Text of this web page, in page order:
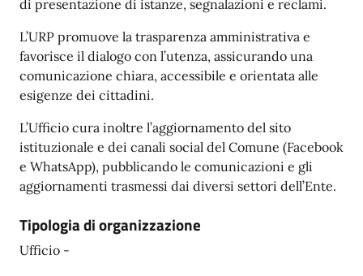
di presentazione di istanze, segnalazioni e reclami.
L’URP promuove la trasparenza amministrativa e
favorisce il dialogo con l’utenza, assicurando una
comunicazione chiara, accessibile e orientata alle
esigenze dei cittadini.
L’Ufficio cura inoltre l’aggiornamento del sito
istituzionale e dei canali social del Comune (Facebook
e WhatsApp), pubblicando le comunicazioni e gli
aggiornamenti trasmessi dai diversi settori dell’Ente.
Tipologia di organizzazione
Ufficio -